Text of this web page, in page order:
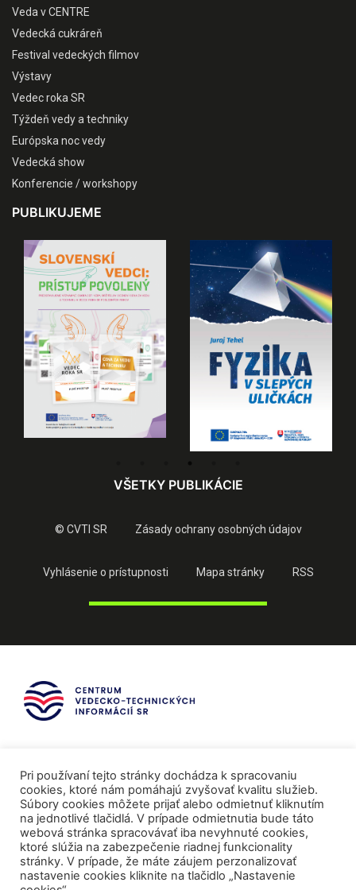
Veda v CENTRE
Vedecká cukráreň
Festival vedeckých filmov
Výstavy
Vedec roka SR
Týždeň vedy a techniky
Európska noc vedy
Vedecká show
Konferencie / workshopy
PUBLIKUJEME
VŠETKY PUBLIKÁCIE
© CVTI SR Zásady ochrany osobných údajov
Vyhlásenie o prístupnosti Mapa stránky RSS
Pri používaní tejto stránky dochádza k spracovaniu
cookies, ktoré nám pomáhajú zvyšovať kvalitu služieb.
Súbory cookies môžete prijať alebo odmietnuť kliknutím
na jednotlivé tlačidlá. V prípade odmietnutia bude táto
webová stránka spracovávať iba nevyhnuté cookies,
ktoré slúžia na zabezpečenie riadnej funkcionality
stránky. V prípade, že máte záujem perzonalizovať
nastavenie cookies kliknite na tlačidlo „Nastavenie